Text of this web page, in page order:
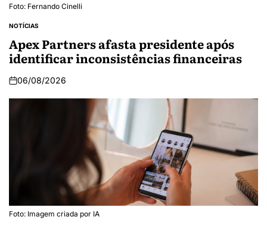
Foto: Fernando Cinelli
NOTÍCIAS
Apex Partners afasta presidente após
identificar inconsistências financeiras
06/08/2026
Foto: Imagem criada por IA